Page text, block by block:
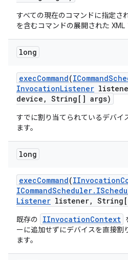
すべての現在のコマンドに指定さ
を含むコマンドの展開された XML
long
execCommand(ICommand
InvocationListener
device , String[] args)
すでに割り当てられているデバイ
ます。
long
execCommand(IInvocation
ICommandScheduler.
Listener listener,
既存の IInvocationContext
ーに追加せずにデバイスを直接割
ます。